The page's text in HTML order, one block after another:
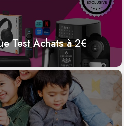
Test Achats à 2€